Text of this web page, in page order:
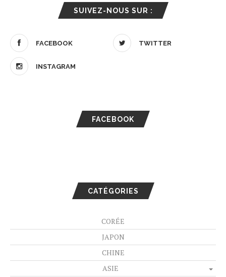
SUIVEZ-NOUS SUR :
FACEBOOK TWITTER
INSTAGRAM
FACEBOOK
CATÉGORIES
CORÉE
JAPON
CHINE
ASIE